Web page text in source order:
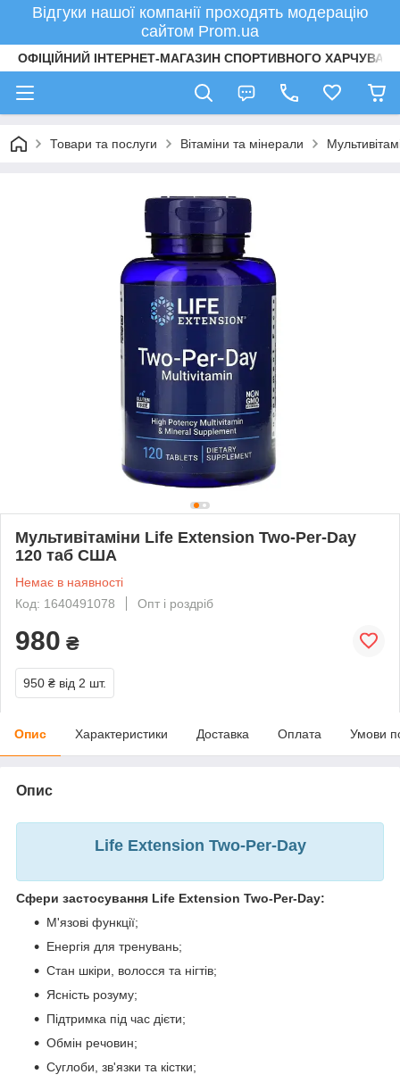
Відгуки нашої компанії проходять модерацію
сайтом Prom.ua
ОФІЦІЙНИЙ ІНТЕРНЕТ-МАГАЗИН СПОРТИВНОГО
Товари та послуги Вітаміни та мінерали
Мультивітаміни Life Extension Two-Per-Day
120 таб США
Немає в наявності
Код: 1640491078
Опт і роздріб
980 ₴
950 ₴ від 2 шт.
Опис Характеристики Доставка Оплата Умови
Опис
Life Extension Two-Per-Day
Сфери застосування Life Extension Two-Per-Day:
М'язові функції;
Енергія для тренувань;
Стан шкіри, волосся та нігтів;
Ясність розуму;
Підтримка під час дієти;
Обмін речовин;
Суглоби, зв'язки та кістки;